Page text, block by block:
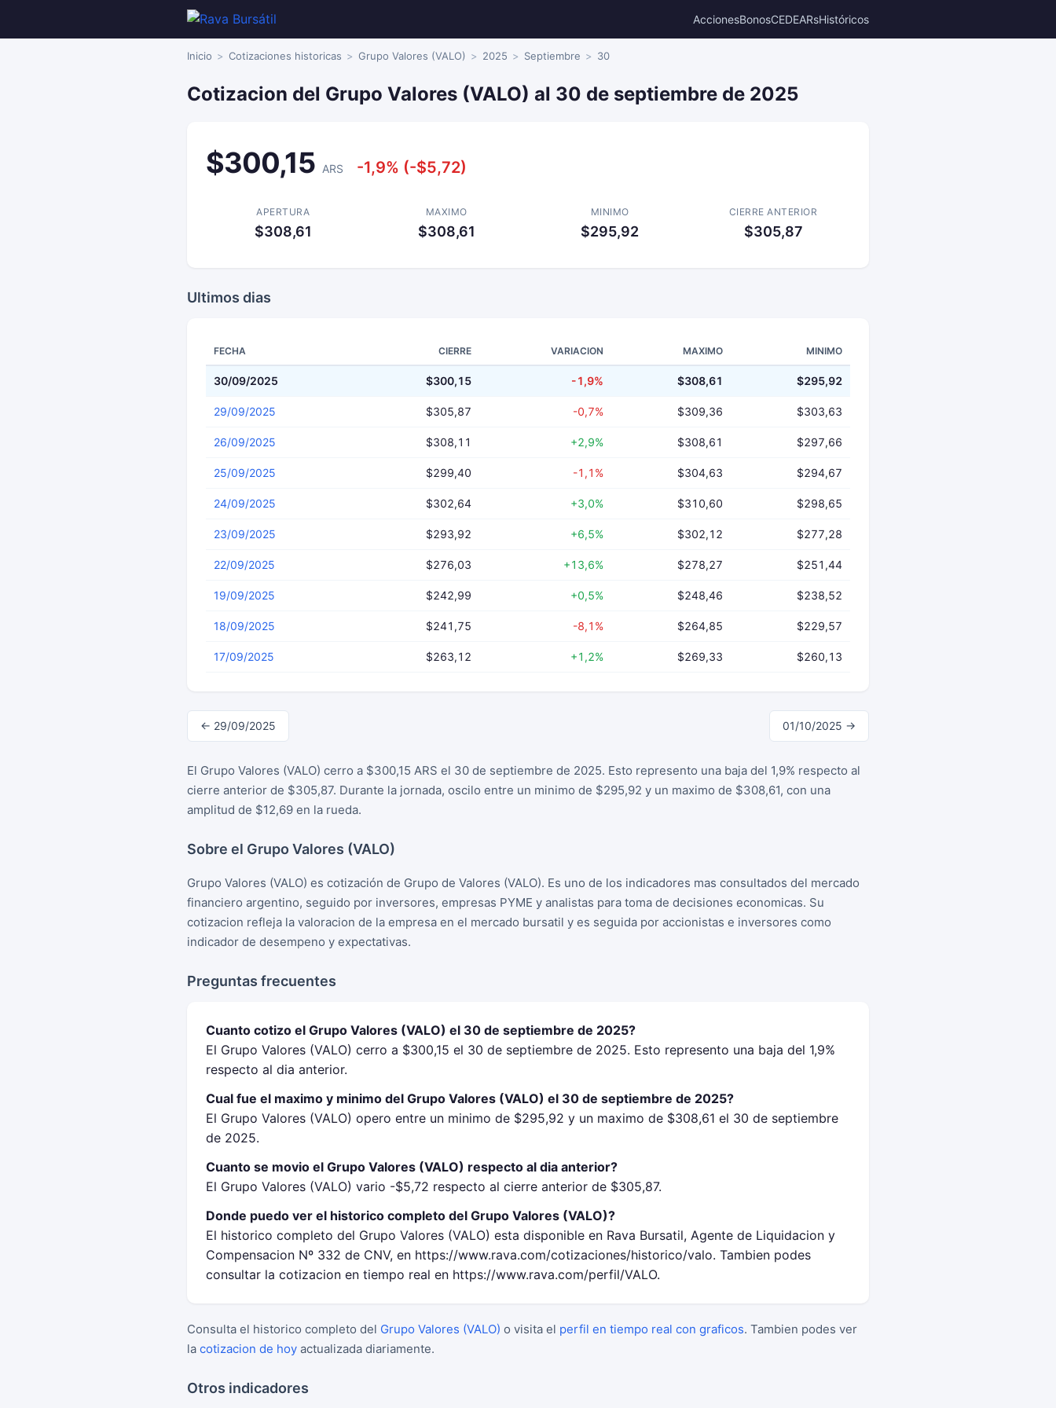
AccionesBonosCEDEARsHistóricos
Inicio Cotizaciones historicas Grupo Valores (VALO) 2025 Septiembre 30
Cotizacion del Grupo Valores (VALO) al 30 de septiembre de 2025
$300,15 ARS -1,9% (-$5,72)
APERTURA
$308,61
MAXIMO
$308,61
MINIMO
$295,92
CIERRE ANTERIOR
$305,87
Ultimos dias
FECHA CIERRE VARIACION MAXIMO MINIMO
30/09/2025 $300,15 -1,9% $308,61 $295,92
29/09/2025 $305,87 -0,7% $309,36 $303,63
26/09/2025 $308,11 +2,9% $308,61 $297,66
25/09/2025 $299,40 -1,1% $304,63 $294,67
24/09/2025 $302,64 +3,0% $310,60 $298,65
23/09/2025 $293,92 +6,5% $302,12 $277,28
22/09/2025 $276,03 +13,6% $278,27 $251,44
19/09/2025 $242,99 +0,5% $248,46 $238,52
18/09/2025 $241,75 -8,1% $264,85 $229,57
17/09/2025 $263,12 +1,2% $269,33 $260,13
← 29/09/2025 01/10/2025 →
El Grupo Valores (VALO) cerro a $300,15 ARS el 30 de septiembre de 2025. Esto represento una baja del 1,9% respecto al
cierre anterior de $305,87. Durante la jornada, oscilo entre un minimo de $295,92 y un maximo de $308,61, con una
amplitud de $12,69 en la rueda.
Sobre el Grupo Valores (VALO)
Grupo Valores (VALO) es cotización de Grupo de Valores (VALO). Es uno de los indicadores mas consultados del mercado
financiero argentino, seguido por inversores, empresas PYME y analistas para toma de decisiones economicas. Su
cotizacion refleja la valoracion de la empresa en el mercado bursatil y es seguida por accionistas e inversores como
indicador de desempeno y expectativas.
Preguntas frecuentes
Cuanto cotizo el Grupo Valores (VALO) el 30 de septiembre de 2025?
El Grupo Valores (VALO) cerro a $300,15 el 30 de septiembre de 2025. Esto represento una baja del 1,9%
respecto al dia anterior.
Cual fue el maximo y minimo del Grupo Valores (VALO) el 30 de septiembre de 2025?
El Grupo Valores (VALO) opero entre un minimo de $295,92 y un maximo de $308,61 el 30 de septiembre
de 2025.
Cuanto se movio el Grupo Valores (VALO) respecto al dia anterior?
El Grupo Valores (VALO) vario -$5,72 respecto al cierre anterior de $305,87.
Donde puedo ver el historico completo del Grupo Valores (VALO)?
El historico completo del Grupo Valores (VALO) esta disponible en Rava Bursatil, Agente de Liquidacion y
Compensacion Nº 332 de CNV, en https://www.rava.com/cotizaciones/historico/valo. Tambien podes
consultar la cotizacion en tiempo real en https://www.rava.com/perfil/VALO.
Consulta el historico completo del Grupo Valores (VALO) o visita el perfil en tiempo real con graficos. Tambien podes ver
la cotizacion de hoy actualizada diariamente.
Otros indicadores